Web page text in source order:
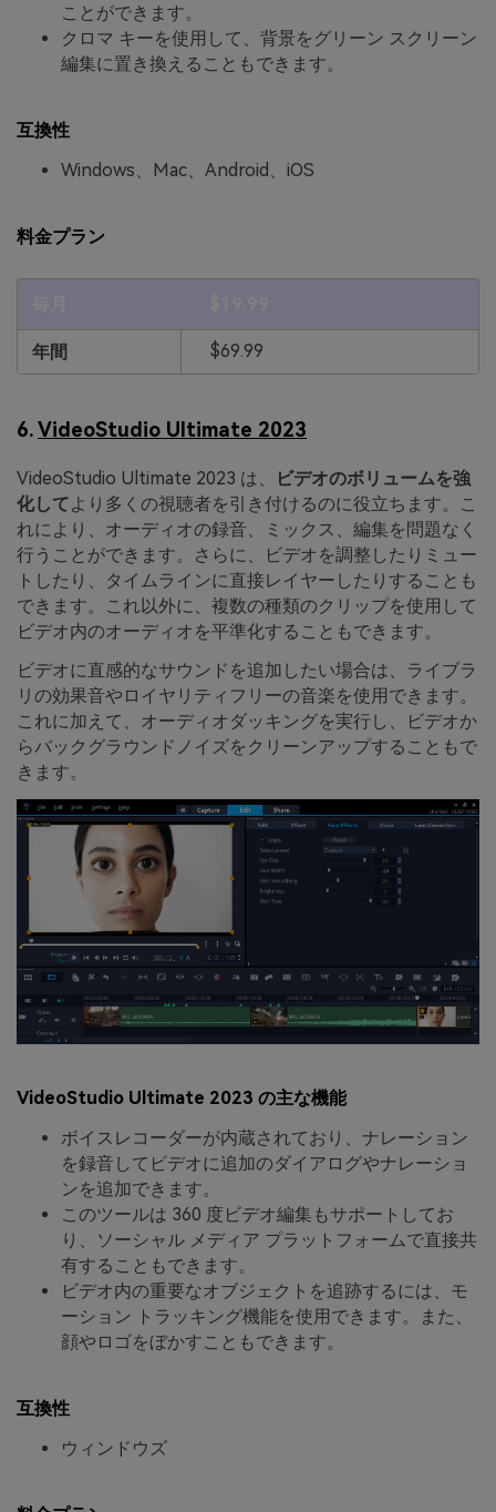
ことができます。
クロマ キーを使用して、背景をグリーン スクリーン
編集に置き換えることもできます。
互換性
Windows、Mac、Android、iOS
料金プラン
年間 $69.99
6.VideoStudio Ultimate 2023
VideoStudio Ultimate 2023 は、
ビデオのボリュームを強
化してより多くの視聴者を引き付けるのに役立ちます。こ
れにより、オーディオの録音、ミックス、編集を問題なく
行うことができます。さらに、ビデオを調整したりミュー
トしたり、タイムラインに直接レイヤーしたりすることも
できます。これ以外に、複数の種類のクリップを使用して
ビデオ内のオーディオを平準化することもできます。
ビデオに直感的なサウンドを追加したい場合は、ライブラ
リの効果音やロイヤリティフリーの音楽を使用できます。
これに加えて、オーディオダッキングを実行し、ビデオか
らバックグラウンドノイズをクリーンアップすることもで
きます。
VideoStudio Ultimate 2023 の主な機能
ボイスレコーダーが内蔵されており、ナレーション
を録音してビデオに追加のダイアログやナレーショ
ンを追加できます。
このツールは 360 度ビデオ編集もサポートしてお
り、ソーシャル メディア プラットフォームで直接共
有することもできます。
ビデオ内の重要なオブジェクトを追跡するには、モ
ーション トラッキング機能を使用できます。また、
顔やロゴをぼかすこともできます。
互換性
ウィンドウズ